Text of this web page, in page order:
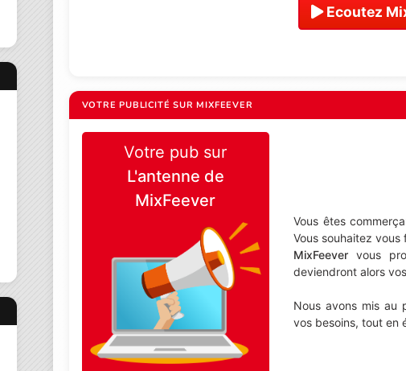
Ecoutez
VOTRE PUBLICITÉ SUR MIXFEEVER
Votre pub sur
L'antenne de
MixFeever
Vous êtes
Vous souhaitez vous
MixFeever vous
deviendront alors
Nous avons mis au
vos besoins, tout en